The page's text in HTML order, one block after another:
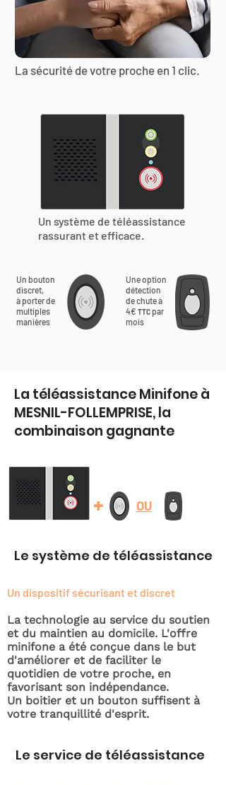
La sécurité de votre proche en 1 clic.
Un système de téléassistance
rassurant et efficace.
Un bouton
discret,
à porter de
multiples
manières
Une option
détection
de chute à
4€ TTC par
mois
La téléassistance Minifone à
MESNIL-FOLLEMPRISE, la
combinaison gagnante
+ OU
Le système de téléassistance
Un dispositif sécurisant et discret
La technologie au service du soutien
et du maintien au domicile. L'offre
minifone a été conçue dans le but
d'améliorer et de faciliter le
quotidien de votre proche, en
favorisant son indépendance.
Un boitier et un bouton suffisent à
votre tranquillité d'esprit.
Le service de téléassistance